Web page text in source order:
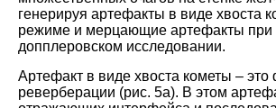
генерируя артефакты в виде хвоста
режиме и мерцающие артефакты при
допплеровском исследовании.
Артефакт в виде хвоста кометы –
реверберации (рис. 5а). В этом